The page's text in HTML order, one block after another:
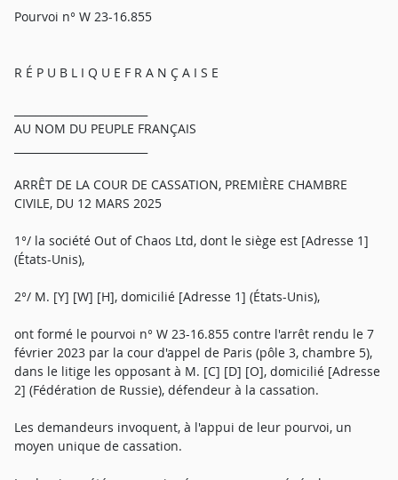
Pourvoi n° W 23-16.855
R É P U B L I Q U E F R A N Ç A I S E
AU NOM DU PEUPLE FRANÇAIS
ARRÊT DE LA COUR DE CASSATION, PREMIÈRE CHAMBRE
CIVILE, DU 12 MARS 2025
1°/ la société Out of Chaos Ltd, dont le siège est [Adresse 1]
(États-Unis),
2°/ M. [Y] [W] [H], domicilié [Adresse 1] (États-Unis),
ont formé le pourvoi n° W 23-16.855 contre l'arrêt rendu le 7
février 2023 par la cour d'appel de Paris (pôle 3, chambre 5),
dans le litige les opposant à M. [C] [D] [O], domicilié [Adresse
2] (Fédération de Russie), défendeur à la cassation.
Les demandeurs invoquent, à l'appui de leur pourvoi, un
moyen unique de cassation.